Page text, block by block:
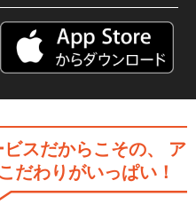
スだからこその、
ア
だわりがいっぱい！